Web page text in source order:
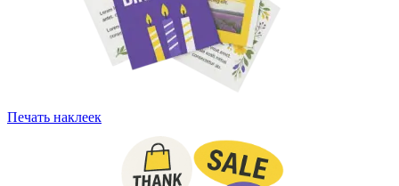
Печать наклеек